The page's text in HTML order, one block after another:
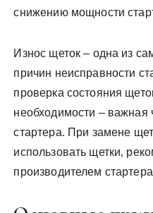
снижению мощности
Износ щеток – одна из
причин неисправности
проверка состояния
необходимости – важная
стартера. При замене
использовать щетки‚
производителем